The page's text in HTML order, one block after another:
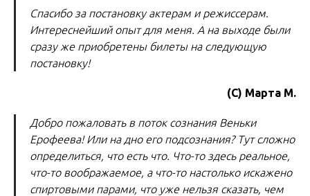
Спасибо за постановку актерам и режиссерам.
Интереснейший опыт для меня. А на выходе были
сразу же приобретены билеты на следующую
постановку!
(С) Марта М.
Добро пожаловать в поток сознания Веньки
Ерофеева! Или на дно его подсознания? Тут сложно
определиться, что есть что. Что-то здесь реальное,
что-то воображаемое, а что-то настолько искажено
спиртовыми парами, что уже нельзя сказать, чем